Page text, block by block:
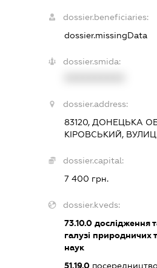
dossier.beneficiaries:
dossier.missingData
dossier.smida:
dossier.address:
83120, ДОНЕЦЬКА
КІРОВСЬКИЙ,
dossier.capital:
7 400 грн.
dossier.kveds:
73.10.0 дослідження
галузі природничих
наук
51.19.0 посередництво